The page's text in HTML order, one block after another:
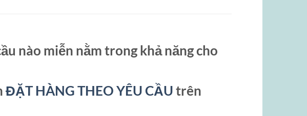
nào miễn nằm trong khả năng cho
ĐẶT HÀNG THEO YÊU CẦU trên